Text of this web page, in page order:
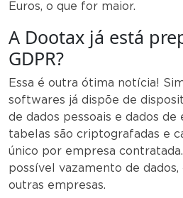
Euros, o que for maior.
A Dootax já está
GDPR?
Essa é outra ótima notícia!
softwares já dispõe de
de dados pessoais e dados de
tabelas são criptografadas e
único por empresa
possível vazamento de dados,
outras empresas.